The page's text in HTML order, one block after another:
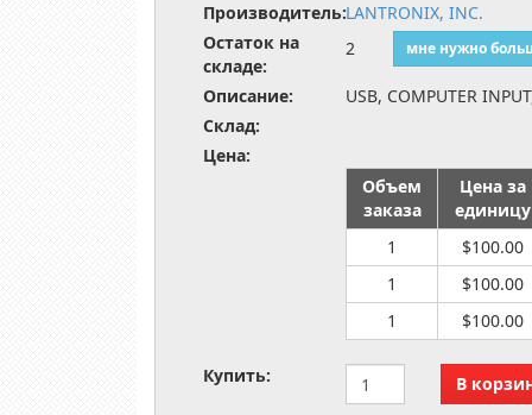
Производитель:LANTRONIX, INC.
Остаток на
складе:
2 мне нужно
Описание:
USB, COMPUTER
Склад:
Цена:
Объем
заказа
Цена за
единицу
1
$100.00
1
$100.00
1
$100.00
Купить: